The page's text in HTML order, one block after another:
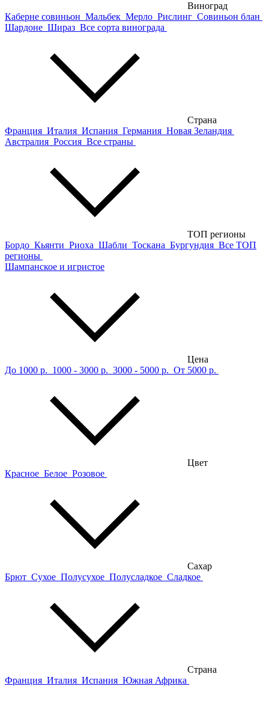
Виноград
Каберне совиньон Мальбек Мерло Рислинг Совиньон блан
Шардоне Шираз Все сорта винограда
Страна
Франция Италия Испания Германия Новая Зеландия
Австралия Россия Все страны
ТОП регионы
Бордо Кьянти Риоха Шабли Тоскана Бургундия Все ТОП
регионы
Шампанское и игристое
Цена
До 1000 р. 1000 - 3000 р. 3000 - 5000 р. От 5000 р.
Цвет
Красное Белое Розовое
Сахар
Брют Сухое Полусухое Полусладкое Сладкое
Страна
Франция Италия Испания Южная Африка